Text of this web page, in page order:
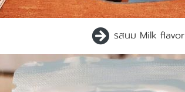
รสนม Milk flavor